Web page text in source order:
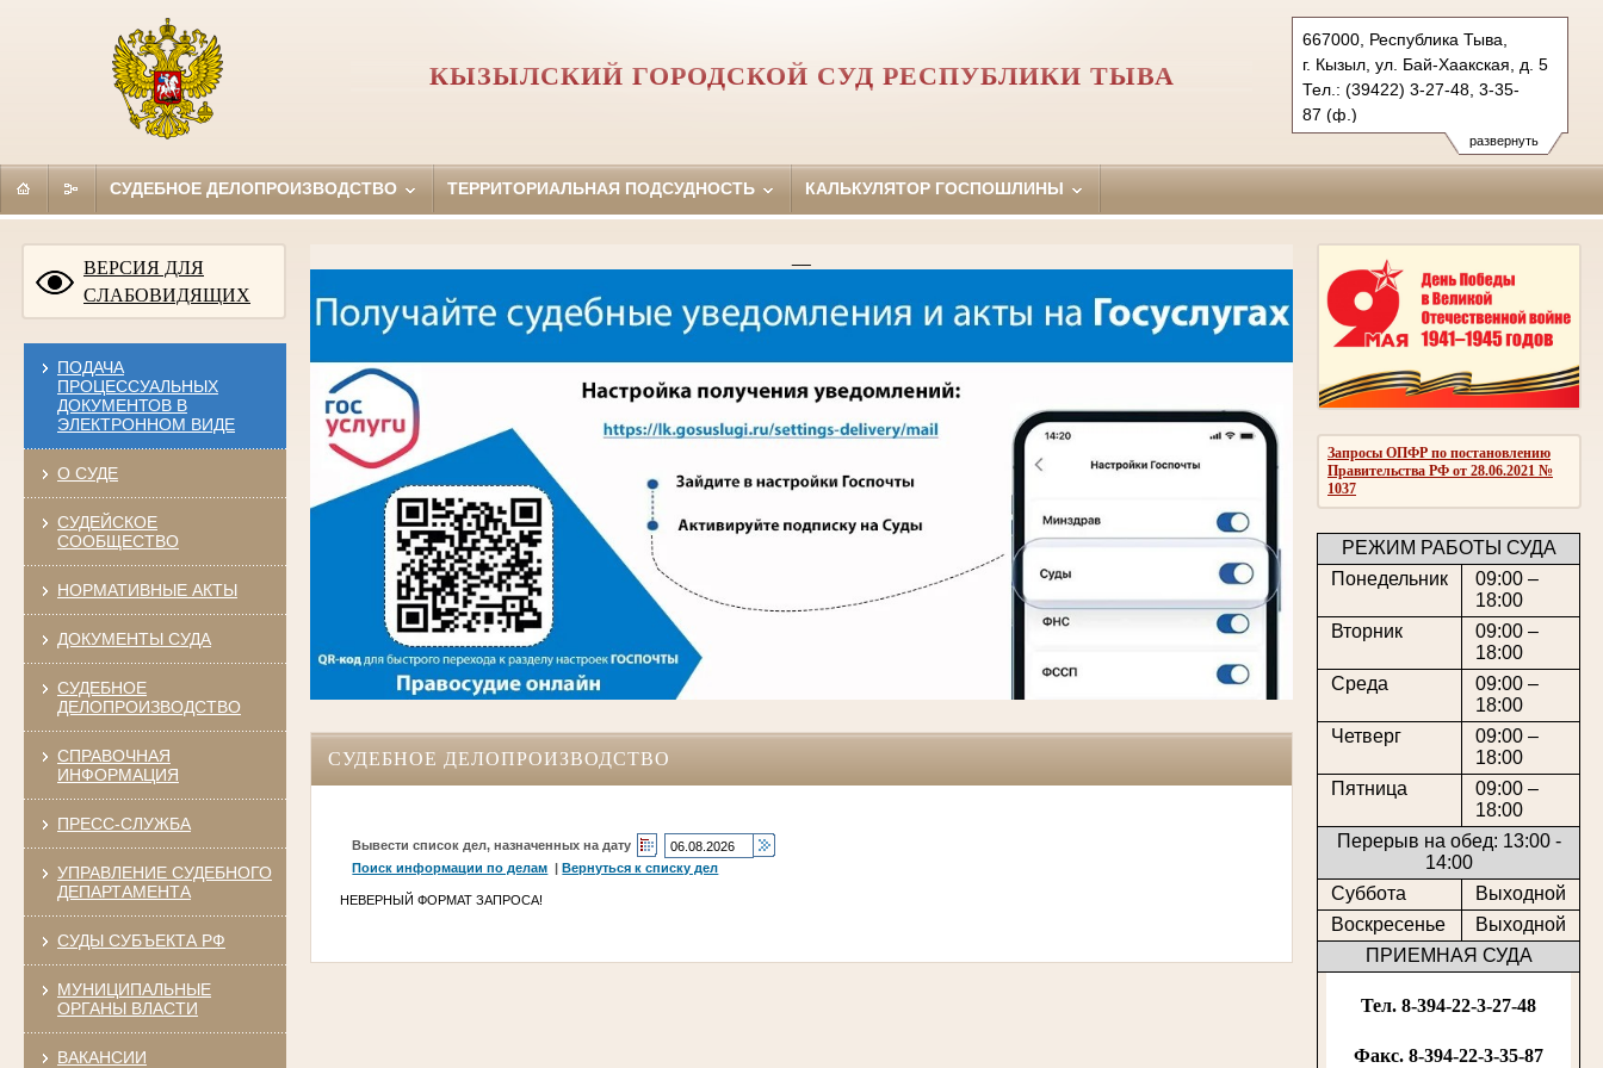
развернуть
667000, Республика Тыва,
г. Кызыл, ул. Бай-Хаакская, д. 5
Тел.: (39422) 3-27-48, 3-35-
87 (ф.)
kizilskiy-g.tva@sudrf.ru
показать на карте
КЫЗЫЛСКИЙ ГОРОДСКОЙ СУД РЕСПУБЛИКИ ТЫВА
СУДЕБНОЕ ДЕЛОПРОИЗВОДСТВО ТЕРРИТОРИАЛЬНАЯ ПОДСУДНОСТЬ КАЛЬКУЛЯТОР ГОСПОШЛИНЫ
ВЕРСИЯ ДЛЯ
СЛАБОВИДЯЩИХ
ПОДАЧА
ПРОЦЕССУАЛЬНЫХ
ДОКУМЕНТОВ В
ЭЛЕКТРОННОМ ВИДЕ
О СУДЕ
СУДЕЙСКОЕ
СООБЩЕСТВО
НОРМАТИВНЫЕ АКТЫ
ДОКУМЕНТЫ СУДА
СУДЕБНОЕ
ДЕЛОПРОИЗВОДСТВО
СПРАВОЧНАЯ
ИНФОРМАЦИЯ
ПРЕСС-СЛУЖБА
УПРАВЛЕНИЕ СУДЕБНОГО
ДЕПАРТАМЕНТА
СУДЫ СУБЪЕКТА РФ
МУНИЦИПАЛЬНЫЕ
ОРГАНЫ ВЛАСТИ
ВАКАНСИИ
Запросы ОПФР по постановлению
Правительства РФ от 28.06.2021 №
1037
РЕЖИМ РАБОТЫ СУДА
Понедельник
09:00 –
18:00
Вторник
09:00 –
18:00
Среда
09:00 –
18:00
Четверг
09:00 –
18:00
Пятница
09:00 –
18:00
Перерыв на обед: 13:00 -
14:00
Суббота
Выходной
Воскресенье
Выходной
ПРИЕМНАЯ СУДА
Тел. 8-394-22-3-27-48
Факс. 8-394-22-3-35-87
СУДЕБНОЕ ДЕЛОПРОИЗВОДСТВО
Вывести список дел, назначенных на дату
Поиск информации по делам
Вернуться к списку дел
НЕВЕРНЫЙ ФОРМАТ ЗАПРОСА!